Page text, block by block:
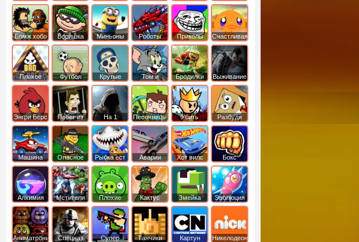
шумный
дом
война
башка
Бомж хобо
Воришка
боб
Миньоны
Роботы
динозавры
Приколы
Счастливая
обезьянка
Плохое
мороженое
Футбол
головами
Крутые
Том и
джерри
Бродилки
Приключения
Выживание
Энгри Берс
Побег из
тюрьмы
На 1 Песочницы
Убить
короля
Разбуди
коробку
Машина
ест
машину
Опасное
оружие
Рыбка ест
рыбку
Аварии
машин
Хот вилс Бокс
Алхимия Мстители
Плохие
свинки
Кактус
маккой
Змейка Эволюция
Аниматроники Спецназ
Супер
Танчики
Картун
Никелодеон